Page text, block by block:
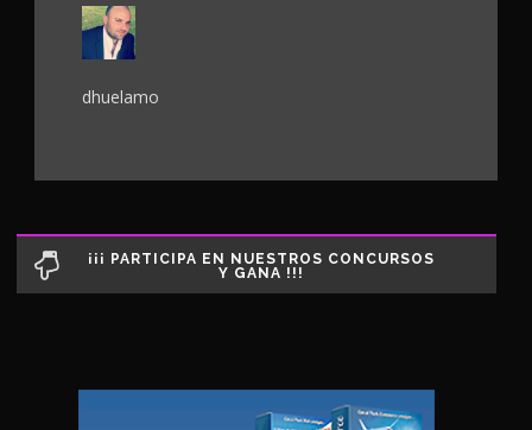
dhuelamo
¡¡¡ PARTICIPA EN NUESTROS CONCURSOS
Y GANA !!!